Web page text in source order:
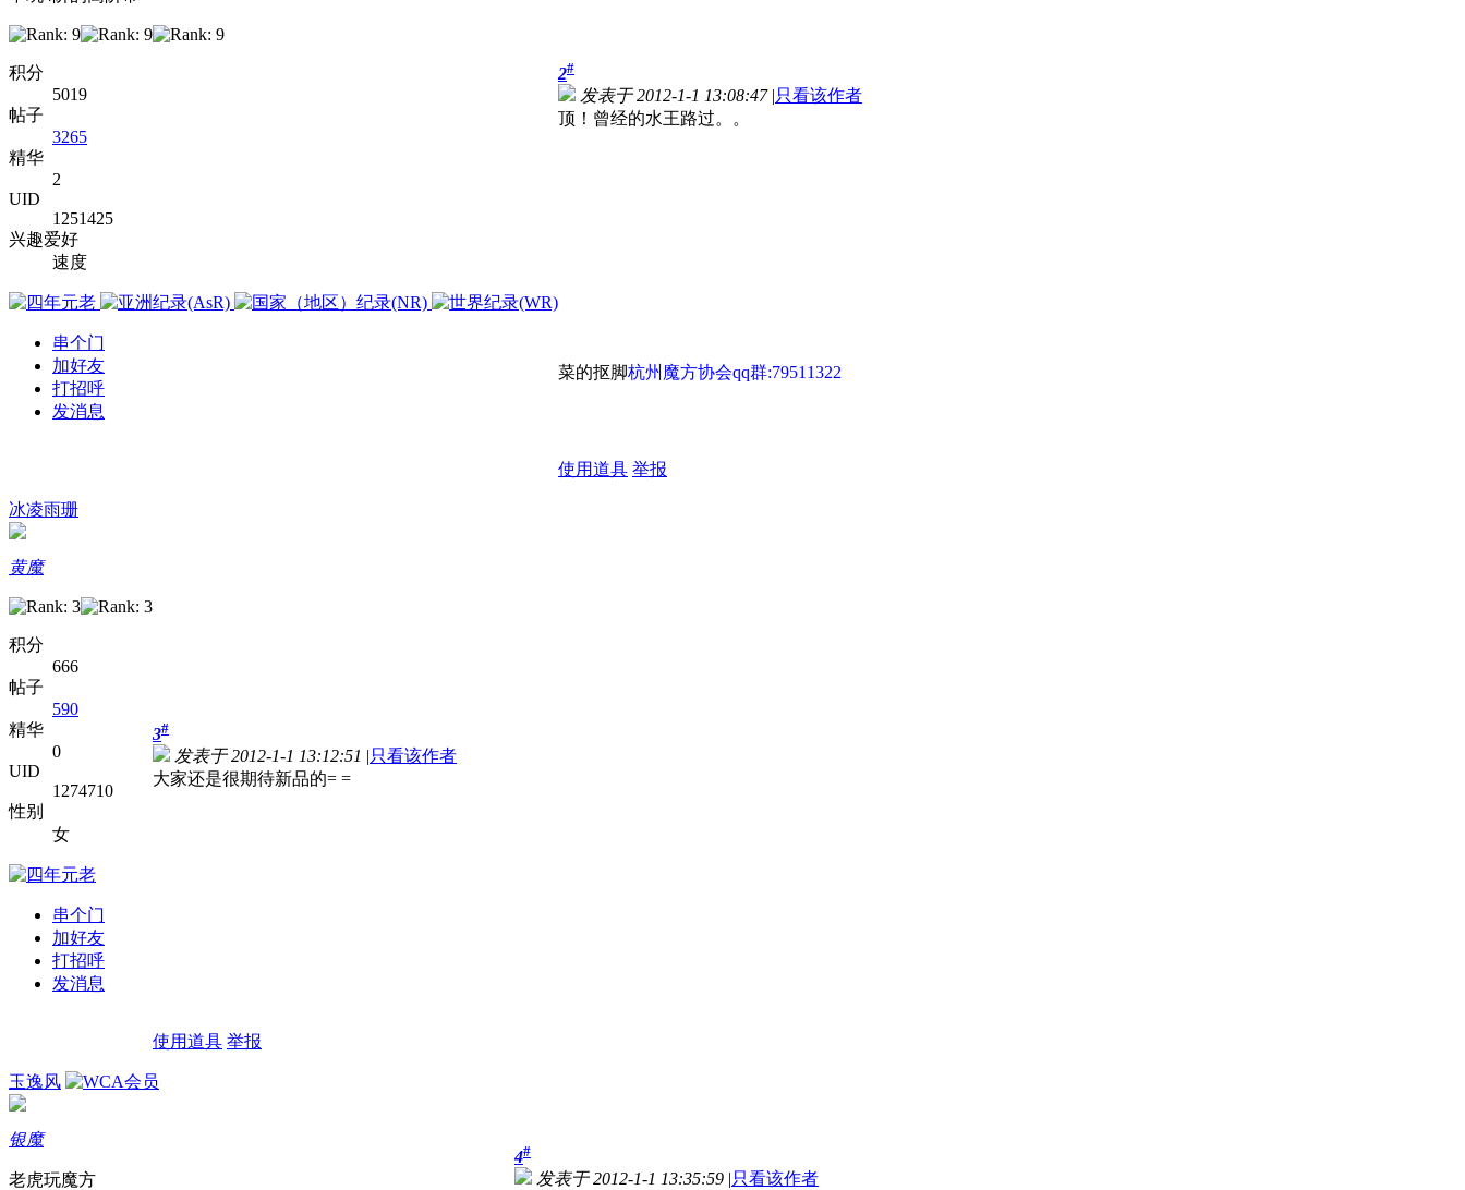
积分
5019
帖子
3265
精华
2
UID
1251425
兴趣爱好
速度
串个门
加好友
打招呼
发消息
2#
发表于 2012-1-1 13:08:47 |只看该作者
顶！曾经的水王路过。。
菜的抠脚杭州魔方协会qq群:79511322
使用道具 举报
冰凌雨珊
黄魔
积分
666
帖子
590
精华
0
UID
1274710
性别
女
串个门
加好友
打招呼
发消息
3#
发表于 2012-1-1 13:12:51 |只看该作者
大家还是很期待新品的= =
使用道具 举报
玉逸风
银魔
老虎玩魔方
4#
发表于 2012-1-1 13:35:59 |只看该作者